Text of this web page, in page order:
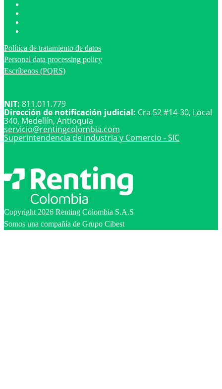
Política de tratamiento de datos
Personal data processing policy
Escríbenos (PQRS)
NIT: 811.011.779
Dirección de notificación judicial: Cra 52 #14-30, Local
340, Medellín, Antioquia
servicio@rentingcolombia.com
Superintendencia de Industria y Comercio - SIC
Copyright 2026 Renting Colombia S.A.S
Somos una compañía de Grupo Cibest